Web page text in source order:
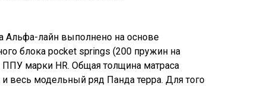
Альфа-лайн выполнено на основе
блока pocket springs (200 пружин на
ППУ марки HR. Общая толщина матраса
весь модельный ряд Панда терра. Для того